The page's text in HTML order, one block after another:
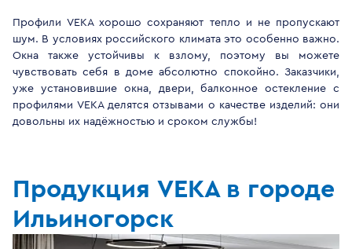
Профили VEKA хорошо сохраняют тепло и не пропускают
шум. В условиях российского климата это особенно важно.
Окна также устойчивы к взлому, поэтому вы можете
чувствовать себя в доме абсолютно спокойно. Заказчики,
уже установившие окна, двери, балконное остекление с
профилями VEKA делятся отзывами о качестве изделий: они
довольны их надёжностью и сроком службы!
Продукция VEKA в городе
Ильиногорск